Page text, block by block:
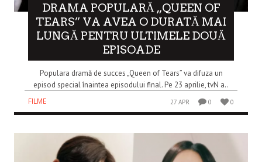
DRAMA POPULARĂ „QUEEN OF
TEARS” VA AVEA O DURATĂ MAI
LUNGĂ PENTRU ULTIMELE DOUĂ
EPISOADE
Populara dramă de succes „Queen of Tears” va difuza un
episod special înaintea episodului final. Pe 23 aprilie, tvN a..
FILME
27 APR 0 0